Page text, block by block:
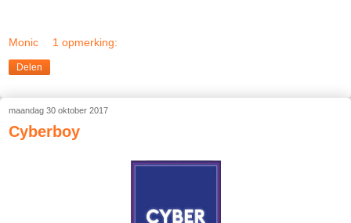
Monic 1 opmerking:
Delen
maandag 30 oktober 2017
Cyberboy